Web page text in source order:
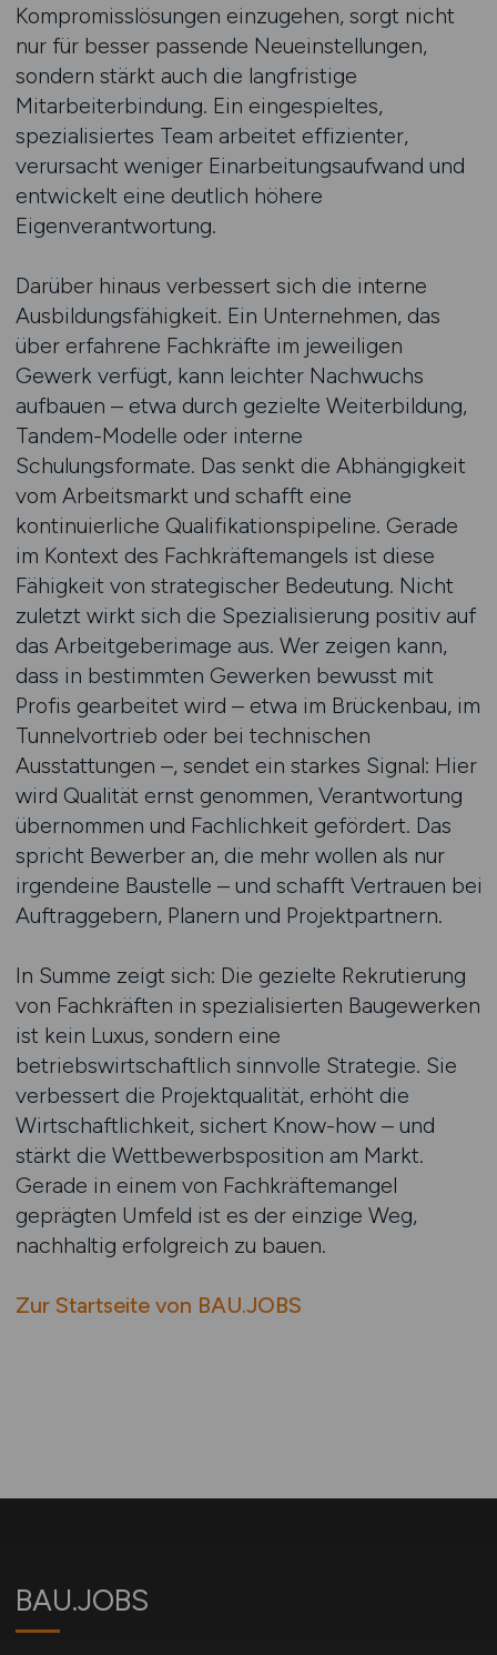
Kompromisslösungen einzugehen, sorgt nicht
nur für besser passende Neueinstellungen,
sondern stärkt auch die langfristige
Mitarbeiterbindung. Ein eingespieltes,
spezialisiertes Team arbeitet effizienter,
verursacht weniger Einarbeitungsaufwand und
entwickelt eine deutlich höhere
Eigenverantwortung.
Darüber hinaus verbessert sich die interne
Ausbildungsfähigkeit. Ein Unternehmen, das
über erfahrene Fachkräfte im jeweiligen
Gewerk verfügt, kann leichter Nachwuchs
aufbauen – etwa durch gezielte Weiterbildung,
Tandem-Modelle oder interne
Schulungsformate. Das senkt die Abhängigkeit
vom Arbeitsmarkt und schafft eine
kontinuierliche Qualifikationspipeline. Gerade
im Kontext des Fachkräftemangels ist diese
Fähigkeit von strategischer Bedeutung. Nicht
zuletzt wirkt sich die Spezialisierung positiv auf
das Arbeitgeberimage aus. Wer zeigen kann,
dass in bestimmten Gewerken bewusst mit
Profis gearbeitet wird – etwa im Brückenbau, im
Tunnelvortrieb oder bei technischen
Ausstattungen –, sendet ein starkes Signal: Hier
wird Qualität ernst genommen, Verantwortung
übernommen und Fachlichkeit gefördert. Das
spricht Bewerber an, die mehr wollen als nur
irgendeine Baustelle – und schafft Vertrauen bei
Auftraggebern, Planern und Projektpartnern.
In Summe zeigt sich: Die gezielte Rekrutierung
von Fachkräften in spezialisierten Baugewerken
ist kein Luxus, sondern eine
betriebswirtschaftlich sinnvolle Strategie. Sie
verbessert die Projektqualität, erhöht die
Wirtschaftlichkeit, sichert Know-how – und
stärkt die Wettbewerbsposition am Markt.
Gerade in einem von Fachkräftemangel
geprägten Umfeld ist es der einzige Weg,
nachhaltig erfolgreich zu bauen.
Zur Startseite von BAU.JOBS
BAU.JOBS